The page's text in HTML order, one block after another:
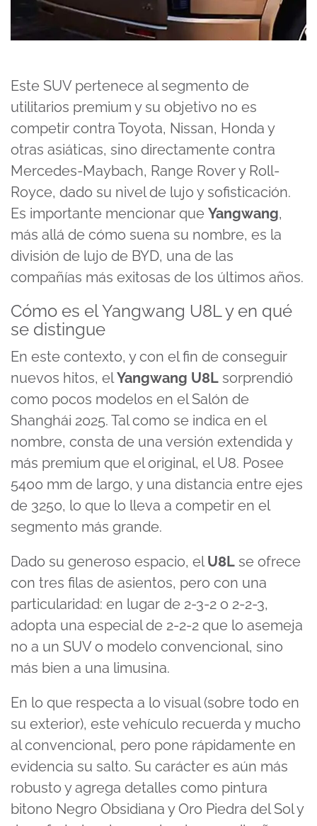
Este SUV pertenece al segmento de
utilitarios premium y su objetivo no es
competir contra Toyota, Nissan, Honda y
otras asiáticas, sino directamente contra
Mercedes-Maybach, Range Rover y Roll-
Royce, dado su nivel de lujo y sofisticación.
Es importante mencionar que Yangwang,
más allá de cómo suena su nombre, es la
división de lujo de BYD, una de las
compañías más exitosas de los últimos años.
Cómo es el Yangwang U8L y en qué
se distingue
En este contexto, y con el fin de conseguir
nuevos hitos, elYangwang U8L sorprendió
como pocos modelos en el Salón de
Shanghái 2025. Tal como se indica en el
nombre, consta de una versión extendida y
más premium que el original, el U8. Posee
5400 mm de largo, y una distancia entre ejes
de 3250, lo que lo lleva a competir en el
segmento más grande.
Dado su generoso espacio, elU8L se ofrece
con tres filas de asientos, pero con una
particularidad: en lugar de 2-3-2 o 2-2-3,
adopta una especial de 2-2-2 que lo asemeja
no a un SUV o modelo convencional, sino
más bien a una limusina.
En lo que respecta a lo visual (sobre todo en
su exterior), este vehículo recuerda y mucho
al convencional, pero pone rápidamente en
evidencia su salto. Su carácter es aún más
robusto y agrega detalles como pintura
bitono Negro Obsidiana y Oro Piedra del Sol y